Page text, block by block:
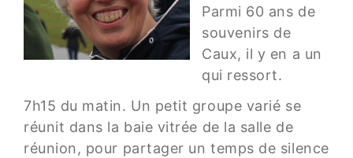
Parmi 60 ans de
souvenirs de
Caux, il y en a un
qui ressort.
7h15 du matin. Un petit groupe varié se
réunit dans la baie vitrée de la salle de
réunion, pour partager un temps de silence